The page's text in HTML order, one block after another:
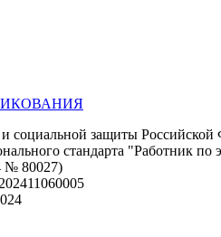
социальной защиты
стандарта "Работник
№ 80027)